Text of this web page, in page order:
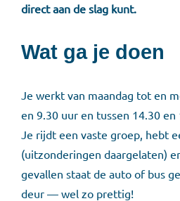
direct aan de slag kunt.
Wat ga je doen
Je werkt van maandag tot en
en 9.30 uur en tussen 14.30 en
Je rijdt een vaste groep, hebt
(uitzonderingen daargelaten)
gevallen staat de auto of bus
deur — wel zo prettig!